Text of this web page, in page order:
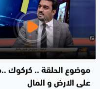
موضوع الحلقة .. كركوك
على الارض و المال